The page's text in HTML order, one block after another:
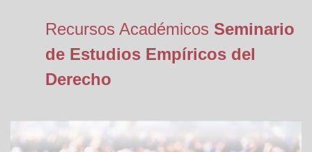
Recursos Académicos Seminario
de Estudios Empíricos del
Derecho